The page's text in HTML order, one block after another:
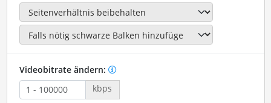
Videobitrate ändern:
kbps